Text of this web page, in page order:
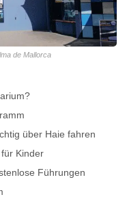
de Mallorca
über Haie fahren
Kinder
Führungen